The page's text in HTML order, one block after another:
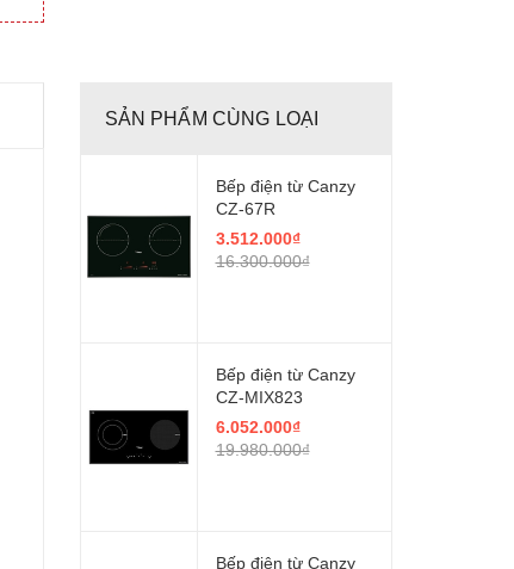
SẢN PHẨM CÙNG LOẠI
Bếp điện từ Canzy
CZ-67R
3.512.000₫
16.300.000₫
Bếp điện từ Canzy
CZ-MIX823
6.052.000₫
19.980.000₫
Bếp điện từ Canzy